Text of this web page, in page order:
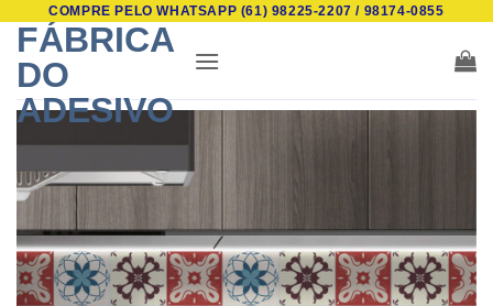
content
COMPRE PELO WHATSAPP (61) 98225-2207 / 98174-0855
FÁBRICA
DO
ADESIVO